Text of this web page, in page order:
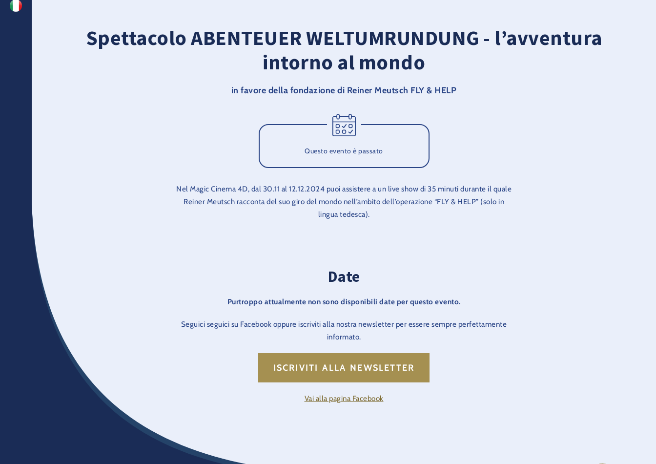
Spettacolo ABENTEUER WELTUMRUNDUNG - l’avventura
intorno al mondo
in favore della fondazione di Reiner Meutsch FLY & HELP
Questo evento è passato
Nel Magic Cinema 4D, dal 30.11 al 12.12.2024 puoi assistere a un live show di 35 minuti durante il quale
Reiner Meutsch racconta del suo giro del mondo nell’ambito dell’operazione “FLY & HELP” (solo in
lingua tedesca).
Date
Purtroppo attualmente non sono disponibili date per questo evento.
Seguici seguici su Facebook oppure iscriviti alla nostra newsletter per essere sempre perfettamente
informato.
ISCRIVITI ALLA NEWSLETTER
Vai alla pagina Facebook